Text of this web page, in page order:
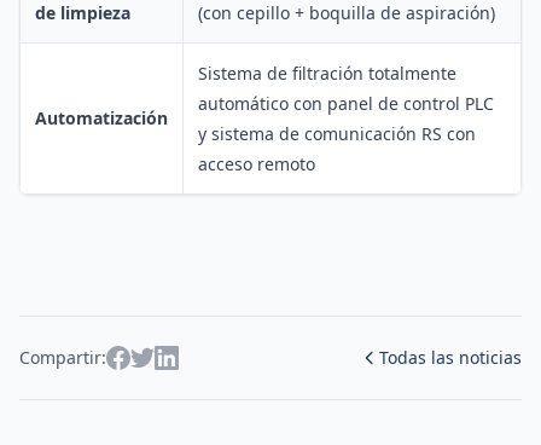
de limpieza
(con cepillo + boquilla de aspiración)
Automatización
Sistema de filtración totalmente
automático con panel de control PLC
y sistema de comunicación RS con
acceso remoto
Compartir: Todas las noticias